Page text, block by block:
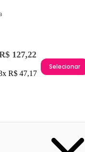
127,22
R$ 47,17
Selecionar